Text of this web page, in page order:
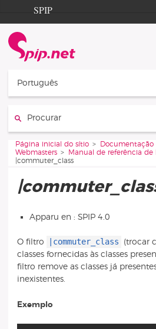
Aller au contenu
Aller à la navigation
SPIP
Documentation
Contribution
Português
Vous êtes ici :
Página inicial do sítio
Webmasters
Manual de referência de
|commuter_class
Apparu en : SPIP 4.0
O filtro |commuter_class
(trocar
classes fornecidas às classes
filtro remove as classes já
inexistentes.
Exemplo